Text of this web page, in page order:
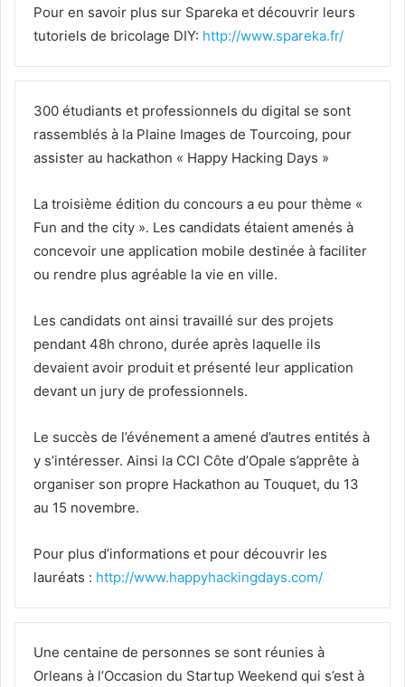
Pour en savoir plus sur Spareka et découvrir leurs
tutoriels de bricolage DIY: http://www.spareka.fr/
300 étudiants et professionnels du digital se sont
rassemblés à la Plaine Images de Tourcoing, pour
assister au hackathon « Happy Hacking Days »
La troisième édition du concours a eu pour thème «
Fun and the city ». Les candidats étaient amenés à
concevoir une application mobile destinée à faciliter
ou rendre plus agréable la vie en ville.
Les candidats ont ainsi travaillé sur des projets
pendant 48h chrono, durée après laquelle ils
devaient avoir produit et présenté leur application
devant un jury de professionnels.
Le succès de l’événement a amené d’autres entités à
y s’intéresser. Ainsi la CCI Côte d’Opale s’apprête à
organiser son propre Hackathon au Touquet, du 13
au 15 novembre.
Pour plus d’informations et pour découvrir les
lauréats : http://www.happyhackingdays.com/
Une centaine de personnes se sont réunies à
Orleans à l’Occasion du Startup Weekend qui s’est à